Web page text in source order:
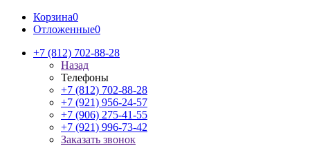
Корзина0
Отложенные0
+7 (812) 702-88-28
Назад
Телефоны
+7 (812) 702-88-28
+7 (921) 956-24-57
+7 (906) 275-41-55
+7 (921) 996-73-42
Заказать звонок